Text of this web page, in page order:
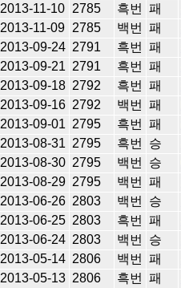
2013-11-10 2785 흑번 패
2013-11-09 2785 백번 패
2013-09-24 2791 흑번 패
2013-09-21 2791 흑번 패
2013-09-18 2792 흑번 패
2013-09-16 2792 백번 패
2013-09-01 2795 흑번 패
2013-08-31 2795 흑번 승
2013-08-30 2795 백번 승
2013-08-29 2795 백번 패
2013-06-26 2803 백번 승
2013-06-25 2803 흑번 패
2013-06-24 2803 백번 승
2013-05-14 2806 백번 패
2013-05-13 2806 흑번 패